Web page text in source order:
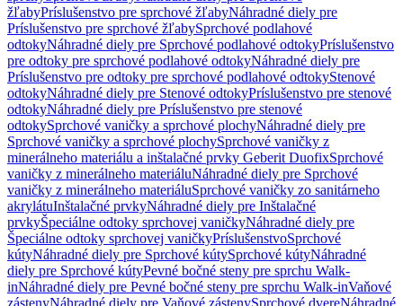
žľabyPríslušenstvo pre sprchové žľabyNáhradné diely pre
Príslušenstvo pre sprchové žľabySprchové podlahové
odtokyNáhradné diely pre Sprchové podlahové odtokyPríslušenstvo
pre odtoky pre sprchové podlahové odtokyNáhradné diely pre
Príslušenstvo pre odtoky pre sprchové podlahové odtokyStenové
odtokyNáhradné diely pre Stenové odtokyPríslušenstvo pre stenové
odtokyNáhradné diely pre Príslušenstvo pre stenové
odtokySprchové vaničky a sprchové plochyNáhradné diely pre
Sprchové vaničky a sprchové plochySprchové vaničky z
minerálneho materiálu a inštalačné prvky Geberit DuofixSprchové
vaničky z minerálneho materiáluNáhradné diely pre Sprchové
vaničky z minerálneho materiáluSprchové vaničky zo sanitárneho
akrylátuInštalačné prvkyNáhradné diely pre Inštalačné
prvkyŠpeciálne odtoky sprchovej vaničkyNáhradné diely pre
Špeciálne odtoky sprchovej vaničkyPríslušenstvoSprchové
kútyNáhradné diely pre Sprchové kútySprchové kútyNáhradné
diely pre Sprchové kútyPevné bočné steny pre sprchu Walk-
inNáhradné diely pre Pevné bočné steny pre sprchu Walk-inVaňové
zástenyNáhradné diely pre Vaňové zástenySprchové dvereNáhradné